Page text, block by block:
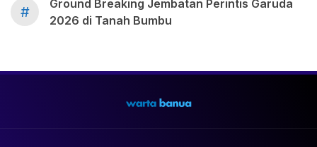
#
Ground Breaking Jembatan Perintis Garuda
2026 di Tanah Bumbu